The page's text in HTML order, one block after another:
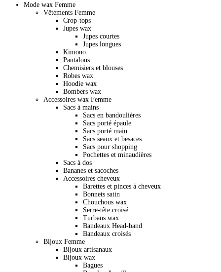
Mode wax Femme
Vêtements Femme
Crop-tops
Jupes wax
Jupes courtes
Jupes longues
Kimono
Pantalons
Chemisiers et blouses
Robes wax
Hoodie wax
Bombers wax
Accessoires wax Femme
Sacs à mains
Sacs en bandoulières
Sacs porté épaule
Sacs porté main
Sacs seaux et besaces
Sacs pour shopping
Pochettes et minaudières
Sacs à dos
Bananes et sacoches
Accessoires cheveux
Barettes et pinces à cheveux
Bonnets satin
Chouchous wax
Serre-tête croisé
Turbans wax
Bandeaux Head-band
Bandeaux croisés
Bijoux Femme
Bijoux artisanaux
Bijoux wax
Bagues